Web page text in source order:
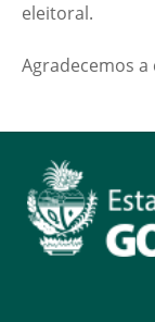
eleitoral.
Agradecemos